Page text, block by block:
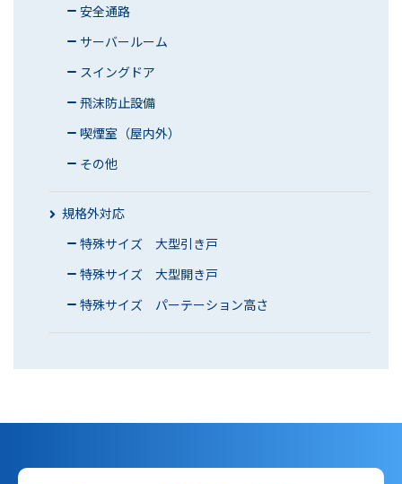
安全通路
サーバールーム
スイングドア
飛沫防止設備
喫煙室（屋内外）
その他
規格外対応
特殊サイズ 大型引き戸
特殊サイズ 大型開き戸
特殊サイズ パーテーション高さ